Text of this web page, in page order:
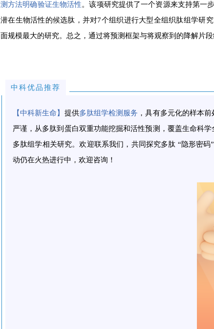
测方法明确验证生物活性。该项研究提供了一个资源来支持第一
潜在生物活性的候选肽，并对7个组织进行大型全组织肽组学研
面规模最大的研究。总之，通过将预测框架与将观察到的降解片
中科优品推荐
【中科新生命】 提供多肽组学检测服务 ，具有多元化的样本
严谨，从多肽到蛋白双重功能挖掘和活性预测，覆盖生命科
多肽组学相关研究。欢迎联系我们，共同探究多肽 “隐形密码
动仍在火热进行中，欢迎咨询！